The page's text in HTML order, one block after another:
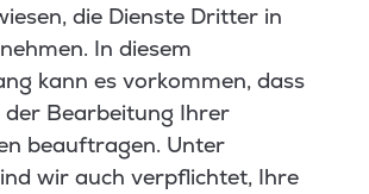
die Dienste Dritter in
In diesem
kann es vorkommen, dass
Bearbeitung Ihrer
beauftragen. Unter
wir auch verpflichtet, Ihre